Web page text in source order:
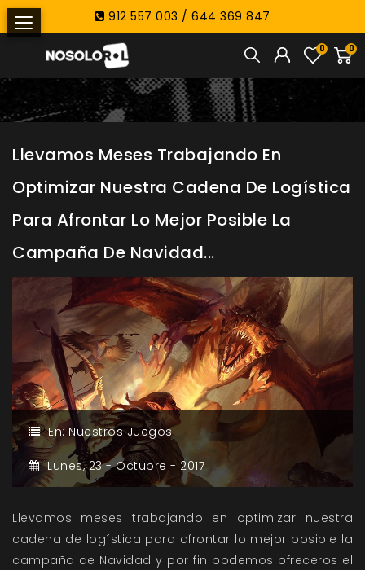
912 557 003 / 644 369 847
0
0
Llevamos Meses Trabajando En
Optimizar Nuestra Cadena De Logística
Para Afrontar Lo Mejor Posible La
Campaña De Navidad...
En: Nuestros Juegos
Lunes,23 -Octubre - 2017
Llevamos meses trabajando en optimizar nuestra
cadena de logística para afrontar lo mejor posible la
campaña de Navidad y por fin podemos ofreceros el